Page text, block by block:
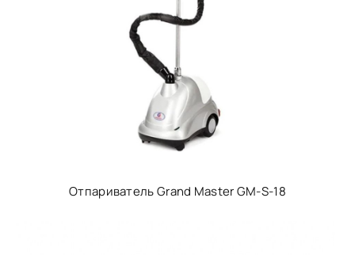
Отпариватель Grand Master GM-S-18